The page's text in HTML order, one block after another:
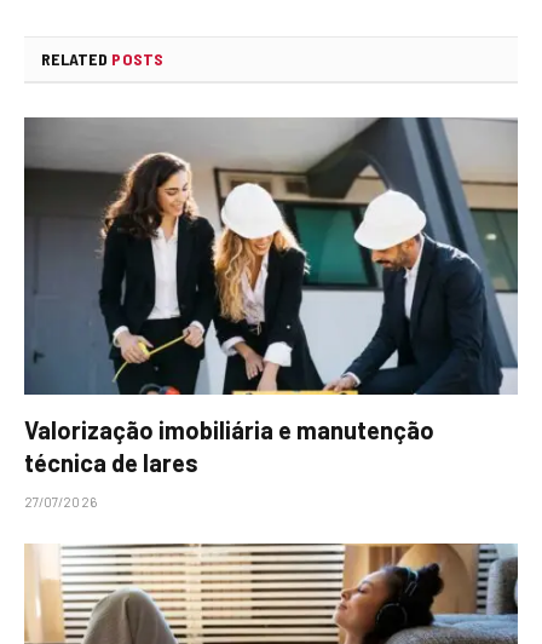
RELATED POSTS
Valorização imobiliária e manutenção
técnica de lares
27/07/2026